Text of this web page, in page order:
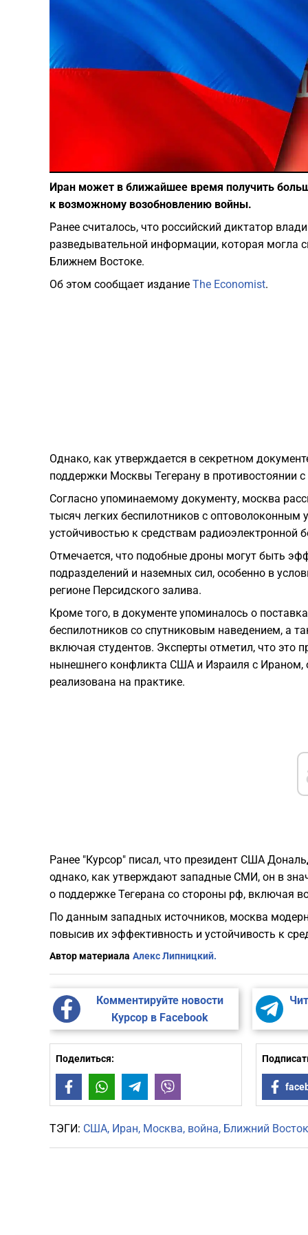
Иран может в ближайшее время получить
к возможному возобновлению войны.
Ранее считалось, что российский диктатор
разведывательной информации, которая могла
Ближнем Востоке.
Об этом сообщает издание The Economist.
Однако, как утверждается в секретном
поддержки Москвы Тегерану в противостоянии
Согласно упоминаемому документу, москва
тысяч легких беспилотников с
устойчивостью к средствам радиоэлектронной
Отмечается, что подобные дроны могут быть
подразделений и наземных сил, особенно в
регионе Персидского залива.
Кроме того, в документе упоминалось о
беспилотников со спутниковым наведением, а
включая студентов. Эксперты отметил, что это
нынешнего конфликта США и Израиля с Ираном,
реализована на практике.
Ранее "Курсор" писал, что президент США
однако, как утверждают западные СМИ, он в
о поддержке Тегерана со стороны рф, включая
По данным западных источников, москва
повысив их эффективность и устойчивость к
Автор материала Алекс Липницкий.
Комментируйте новости
Курсор в Facebook
Поделиться:
FacebookWhatsAppTelegram
ТЭГИ: США Иран Москва война Ближний Восток